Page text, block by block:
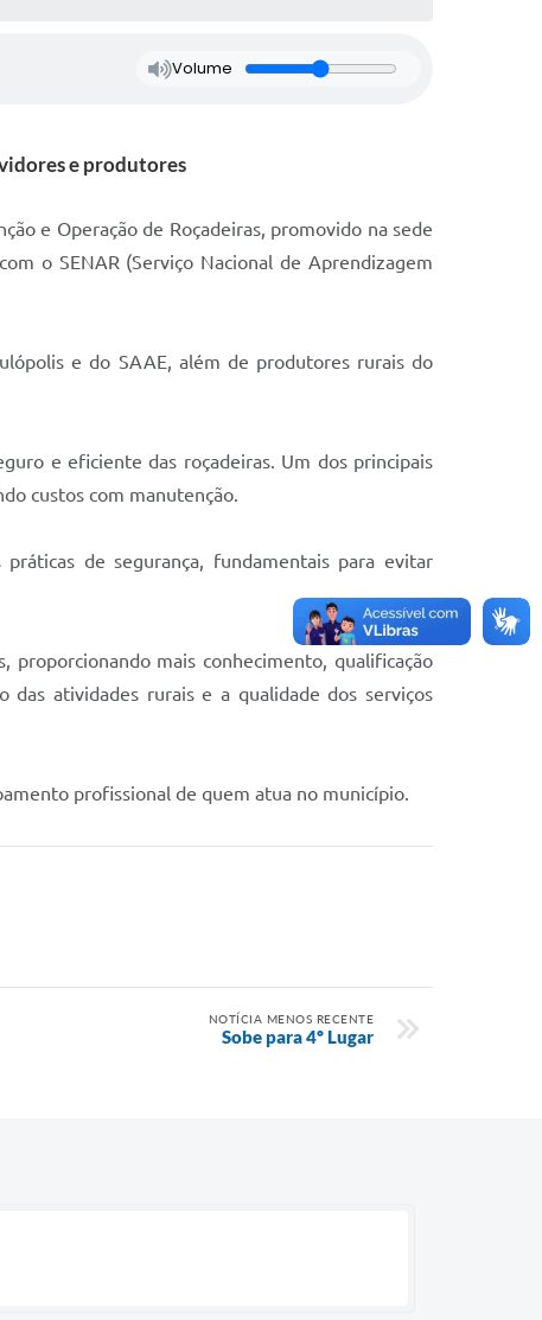
Volume
e produtores
e Operação de Roçadeiras, promovido na sede
o SENAR (Serviço Nacional de Aprendizagem
e do SAAE, além de produtores rurais do
e eficiente das roçadeiras. Um dos principais
custos com manutenção.
de segurança, fundamentais para evitar
proporcionando mais conhecimento, qualificação
atividades rurais e a qualidade dos serviços
profissional de quem atua no município.
NOTÍCIA MENOS RECENTE
Sobe para 4º Lugar